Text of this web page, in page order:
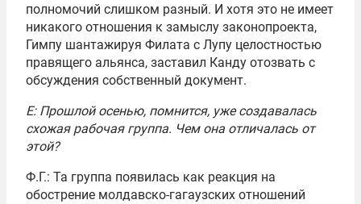
полномочий слишком разный. И хотя это не имеет
никакого отношения к замыслу законопроекта,
Гимпу шантажируя Филата с Лупу целостностью
правящего альянса, заставил Канду отозвать с
обсуждения собственный документ.
Е: Прошлой осенью, помнится, уже создавалась
схожая рабочая группа. Чем она отличалась от
этой?
Ф.Г.: Та группа появилась как реакция на
обострение молдавско-гагаузских отношений